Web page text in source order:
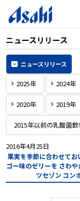
ニュースリリース
ニュースリリース
2025年 2024年
2020年 2019年
2015年以前の乳酸菌
2016年4月25日
果実を季節に合わせて
ゴー味のゼリーを さわや
ツセゾン コン